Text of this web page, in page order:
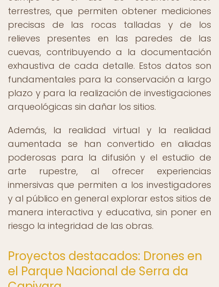
terrestres, que permiten obtener mediciones
precisas de las rocas talladas y de los
relieves presentes en las paredes de las
cuevas, contribuyendo a la documentación
exhaustiva de cada detalle. Estos datos son
fundamentales para la conservación a largo
plazo y para la realización de investigaciones
arqueológicas sin dañar los sitios.
Además, la realidad virtual y la realidad
aumentada se han convertido en aliadas
poderosas para la difusión y el estudio de
arte rupestre, al ofrecer experiencias
inmersivas que permiten a los investigadores
y al público en general explorar estos sitios de
manera interactiva y educativa, sin poner en
riesgo la integridad de las obras.
Proyectos destacados: Drones en
el Parque Nacional de Serra da